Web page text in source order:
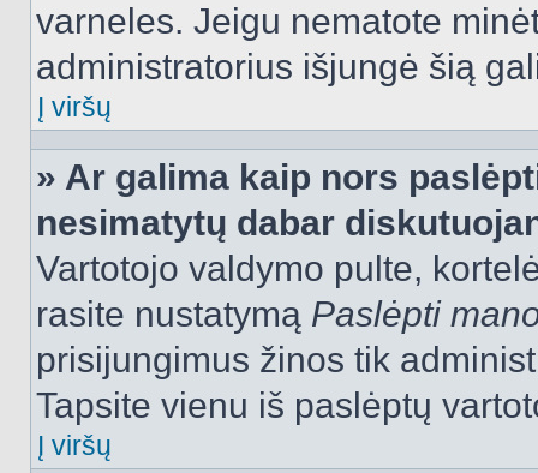
varneles. Jeigu nematote
administratorius išjungė šią
Į viršų
» Ar galima kaip nors
nesimatytų dabar
Vartotojo valdymo pulte,
rasite nustatymą Paslėpti
prisijungimus žinos tik
Tapsite vienu iš paslėptų
Į viršų